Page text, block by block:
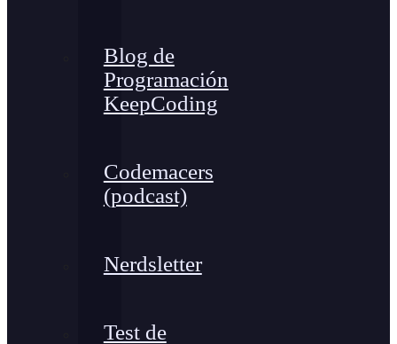
Blog de
Programación
KeepCoding
Codemacers
(podcast)
Nerdsletter
Test de